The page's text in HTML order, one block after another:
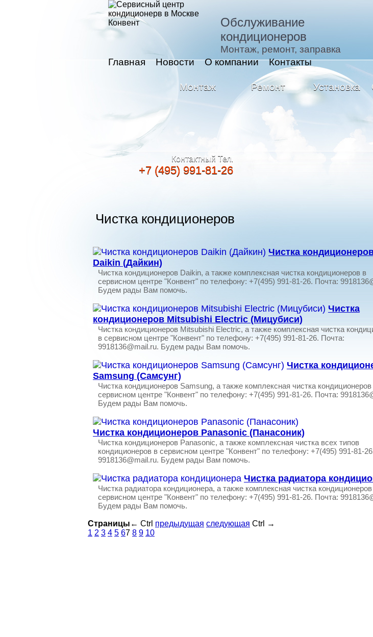
Обслуживание
кондиционеров
Монтаж, ремонт, заправка
Главная
Новости О компании Контакты
Монтаж Ремонт Установка
Контактный Тел.
+7 (495) 991-81-26
Чистка кондиционеров
Чистка
Daikin (Дайкин)
Чистка кондиционеров Daikin, а также комплексная чистка кондиционеров в
сервисном центре "Конвент" по телефону: +7(495) 991-81-26. Почта:
Будем рады Вам помочь.
Чистка
кондиционеров Mitsubishi Electric (Мицубиси)
Чистка кондиционеров Mitsubishi Electric, а также комплексная чистка
в сервисном центре "Конвент" по телефону: +7(495) 991-81-26. Почта:
9918136@mail.ru. Будем рады Вам помочь.
Чистка
Samsung (Самсунг)
Чистка кондиционеров Samsung, а также комплексная чистка кондиционеров
сервисном центре "Конвент" по телефону: +7(495) 991-81-26. Почта:
Будем рады Вам помочь.
Чистка кондиционеров Panasonic (Панасоник)
Чистка кондиционеров Panasonic, а также комплексная чистка всех типов
кондиционеров в сервисном центре "Конвент" по телефону: +7(495) 991-81-
9918136@mail.ru. Будем рады Вам помочь.
Чистка радиатора
Чистка радиатора кондиционера, а также комплексная чистка
сервисном центре "Конвент" по телефону: +7(495) 991-81-26. Почта:
Будем рады Вам помочь.
Страницы ← Ctrl предыдущая следующая Ctrl
→
1 2 3 4 5 67 8 9 10